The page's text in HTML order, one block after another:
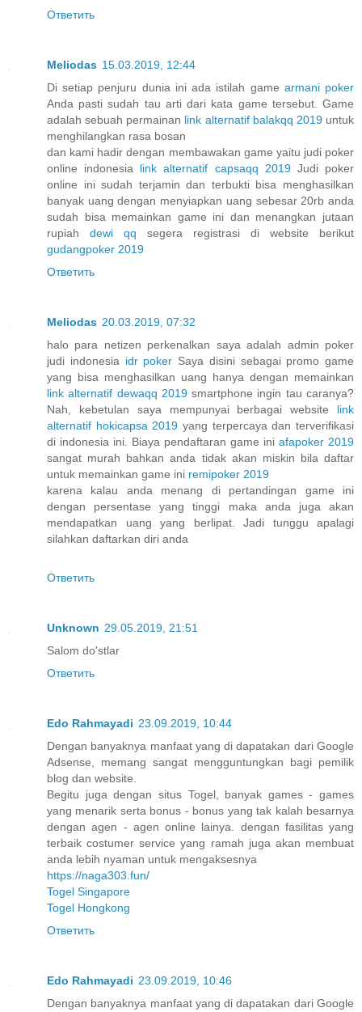
Ответить
Meliodas 15.03.2019, 12:44
Di setiap penjuru dunia ini ada istilah game armani poker
Anda pasti sudah tau arti dari kata game tersebut. Game
adalah sebuah permainan link alternatif balakqq 2019untuk
menghilangkan rasa bosan
dan kami hadir dengan membawakan game yaitu judi poker
online indonesia link alternatif capsaqq 2019Judi poker
online ini sudah terjamin dan terbukti bisa menghasilkan
banyak uang dengan menyiapkan uang sebesar 20rb anda
sudah bisa memainkan game ini dan menangkan jutaan
rupiah dewi qq segera registrasi di website berikut
gudangpoker 2019
Ответить
Meliodas 20.03.2019, 07:32
halo para netizen perkenalkan saya adalah admin poker
judi indonesia idr poker Saya disini sebagai promo game
yang bisa menghasilkan uang hanya dengan memainkan
link alternatif dewaqq 2019smartphone ingin tau caranya?
Nah, kebetulan saya mempunyai berbagai website link
alternatif hokicapsa 2019 yang terpercaya dan terverifikasi
di indonesia ini. Biaya pendaftaran game ini afapoker 2019
sangat murah bahkan anda tidak akan miskin bila daftar
untuk memainkan game ini remipoker 2019
karena kalau anda menang di pertandingan game ini
dengan persentase yang tinggi maka anda juga akan
mendapatkan uang yang berlipat. Jadi tunggu apalagi
silahkan daftarkan diri anda
Ответить
Unknown 29.05.2019, 21:51
Salom do'stlar
Ответить
Edo Rahmayadi 23.09.2019, 10:44
Dengan banyaknya manfaat yang di dapatakan dari Google
Adsense, memang sangat mengguntungkan bagi pemilik
blog dan website.
Begitu juga dengan situs Togel, banyak games - games
yang menarik serta bonus - bonus yang tak kalah besarnya
dengan agen - agen online lainya. dengan fasilitas yang
terbaik costumer service yang ramah juga akan membuat
anda lebih nyaman untuk mengaksesnya
https://naga303.fun/
Togel Singapore
Togel Hongkong
Ответить
Edo Rahmayadi 23.09.2019, 10:46
Dengan banyaknya manfaat yang di dapatakan dari Google